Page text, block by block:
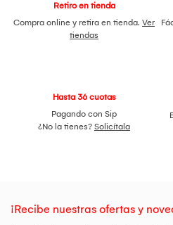
Retiro en tienda
Compra online y retira en tienda. Ver
tiendas
Hasta 36 cuotas
Pagando con Sip
¿No la tienes? Solicítala
¡Recibe nuestras ofertas y